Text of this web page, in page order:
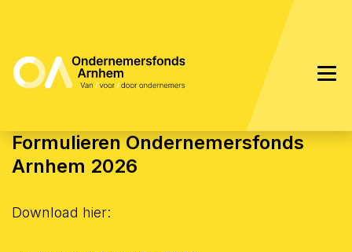
Formulieren Ondernemersfonds
Arnhem 2026
Download hier: